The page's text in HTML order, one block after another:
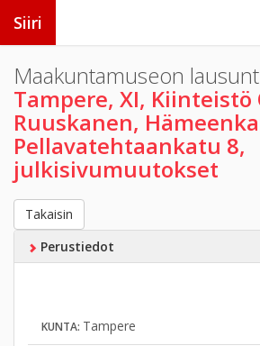
Siiri
Maakuntamuseon
Tampere, XI, Kiinteistö
Ruuskanen,
Pellavatehtaankatu 8,
julkisivumuutokset
Takaisin
Perustiedot
KUNTA: Tampere